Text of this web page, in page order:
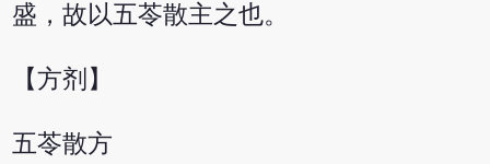
盛，故以五苓散主之也。
【方剂】
五苓散方